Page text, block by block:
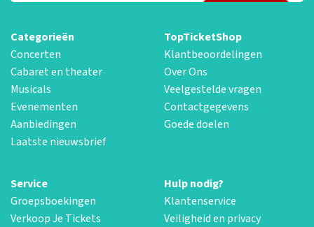
Categorieën
Concerten
Cabaret en theater
Musicals
Evenementen
Aanbiedingen
Laatste nieuwsbrief
TopTicketShop
Klantbeoordelingen
Over Ons
Veelgestelde vragen
Contactgegevens
Goede doelen
Service
Groepsboekingen
Verkoop Je Tickets
Hulp nodig?
Klantenservice
Veiligheid en privacy